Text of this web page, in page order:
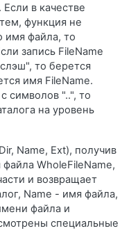
в качестве
функция не
имя файла, то
запись FileName
то берется
имя FileName.
символов "..", то
на уровень
Name, Ext), получив
WholeFileName,
и возвращает
Name - имя файла,
файла и
специальные